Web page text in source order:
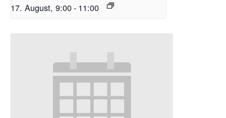
17. August, 9:00- 11:00